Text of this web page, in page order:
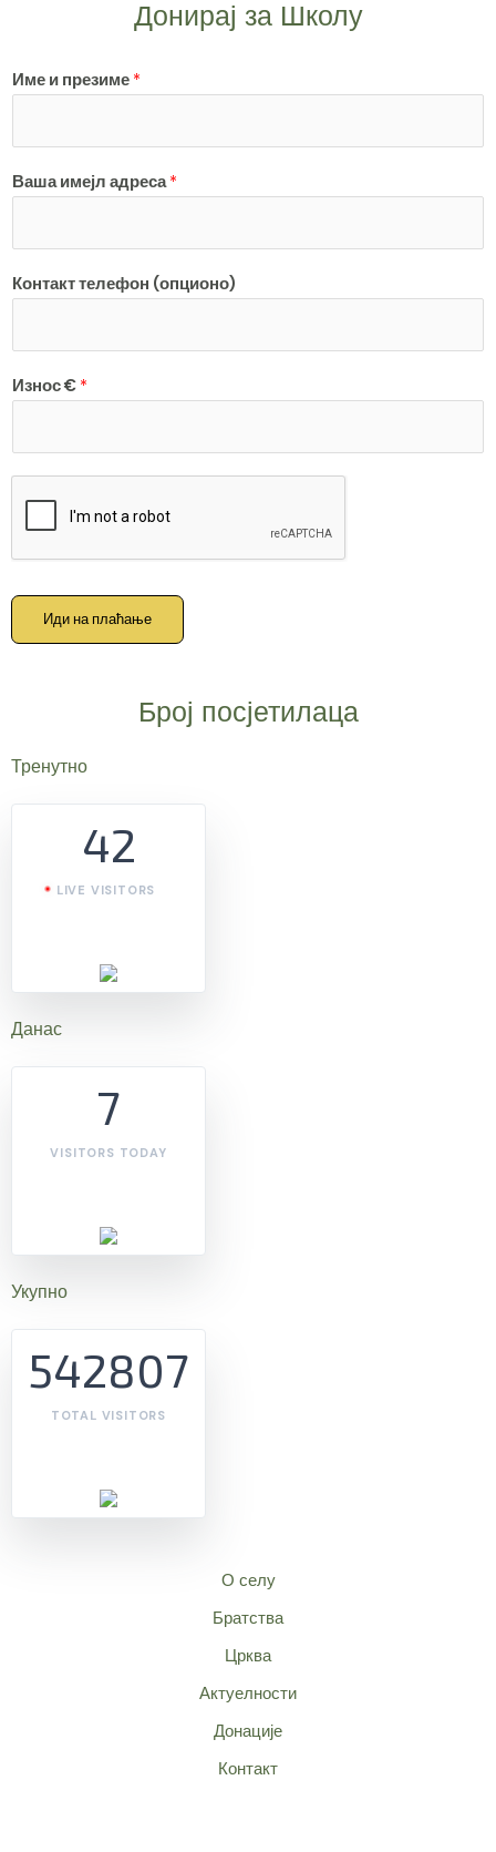
Донирај за Школу
Име и презиме *
Ваша имејл адреса*
Контакт телефон (опционо)
Износ € *
Иди на плаћање
Број посјетилаца
Тренутно
42
LIVE VISITORS
Данас
7
VISITORS TODAY
Укупно
542807
TOTAL VISITORS
О селу
Братства
Црква
Актуелности
Донације
Контакт